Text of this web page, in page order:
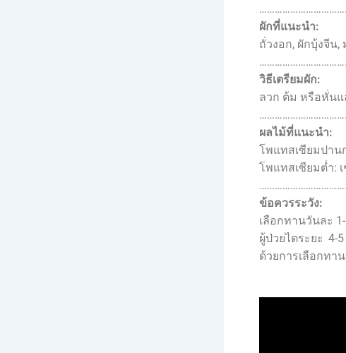
ผักที่แนะนำ:
ถั่วงอก, ผักบุ้งจีน,
วิธีเตรียมผัก:
ลวก ต้ม หรือหั่นแ
ผลไม้ที่แนะนำ:
โพแทสเซียมปาน
โพแทสเซียมต่ำ: เ
ข้อควรระวัง:
เลือกทานวันละ
ผู้ป่วยไตระยะ 4-
ด้วยการเลือกทา